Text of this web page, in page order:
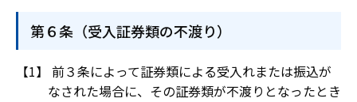
第６条（受入証券類の不渡り）
前３条によって証券類による受入れまたは振込が
なされた場合に、その証券類が不渡りとなったとき